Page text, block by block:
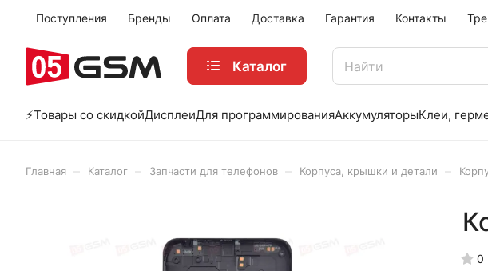
Поступления Бренды Оплата Доставка Гарантия Контакты
Каталог
⚡️Товары со скидкойДисплеиДля программированияАккумуляторыКлеи,
Главная Каталог Запчасти для телефонов Корпуса, крышки и детали
0